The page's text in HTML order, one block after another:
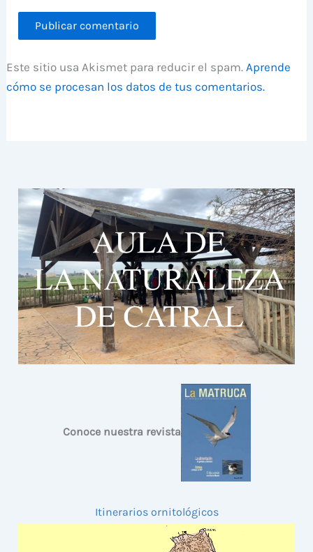
Este sitio usa Akismet para reducir el spam.Aprende
cómo se procesan los datos de tus comentarios.
Conoce nuestra revista
Itinerarios ornitológicos